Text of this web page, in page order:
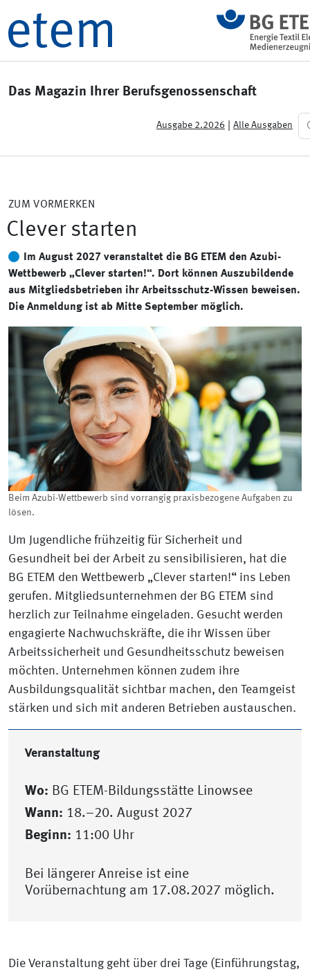
Das Magazin Ihrer Berufsgenossenschaft
Ausgabe 2.2026 Alle Ausgaben
ZUM VORMERKEN
Clever starten
Im August 2027 veranstaltet die BG ETEM den Azubi-
Wettbewerb „Clever starten!“. Dort können Auszubildende
aus Mitgliedsbetrieben ihr Arbeitsschutz-Wissen beweisen.
Die Anmeldung ist ab Mitte September möglich.
Beim Azubi-Wettbewerb sind vorrangig praxisbezogene Aufgaben zu
lösen.
Um Jugendliche frühzeitig für Sicherheit und
Gesundheit bei der Arbeit zu sensibilisieren, hat die
BG ETEM den Wettbewerb „Clever starten!“ ins Leben
gerufen. Mitgliedsunternehmen der BG ETEM sind
herzlich zur Teilnahme eingeladen. Gesucht werden
engagierte Nachwuchskräfte, die ihr Wissen über
Arbeitssicherheit und Gesundheitsschutz beweisen
möchten. Unternehmen können zudem ihre
Ausbildungsqualität sichtbar machen, den Teamgeist
stärken und sich mit anderen Betrieben austauschen.
Veranstaltung
Wo: BG ETEM-Bildungsstätte Linowsee
Wann: 18.–20. August 2027
Beginn: 11:00 Uhr
Bei längerer Anreise ist eine
Vorübernachtung am 17.08.2027 möglich.
Die Veranstaltung geht über drei Tage (Einführungstag,